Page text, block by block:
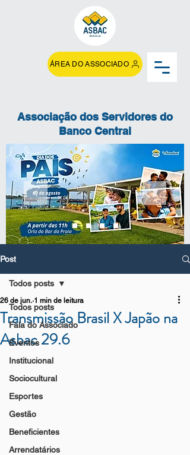
ÁREA DO ASSOCIADO
Associação dos Servidores do
Banco Central
Post
Todos posts
Fala do Associado
Eventos
Institucional
Sociocultural
Esportes
Gestão
Beneficientes
Arrendatários
Todos posts
Transmissão Brasil X Japão na
Asbac 29.6
26 de jun. 1 min de leitura